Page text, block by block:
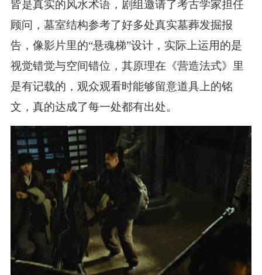
皆是真实的风水术语，剧组邀请了考古学家担任
顾问，墓室结构参考了好多处真实墓葬发掘报
告，像影片里的“悬魂梯”设计，实际上运用的是
视觉错觉与空间错位，其原理在《营造法式》里
是有记载的，观众观看时能够留意道具上的铭
文，真的达成了每一处都有出处。